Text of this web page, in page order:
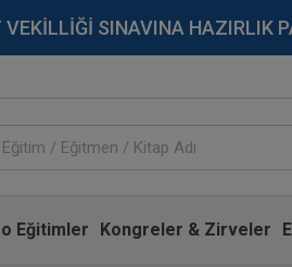
SINAVINA HAZIRLIK
Eğitimler Kongreler & Zirveler